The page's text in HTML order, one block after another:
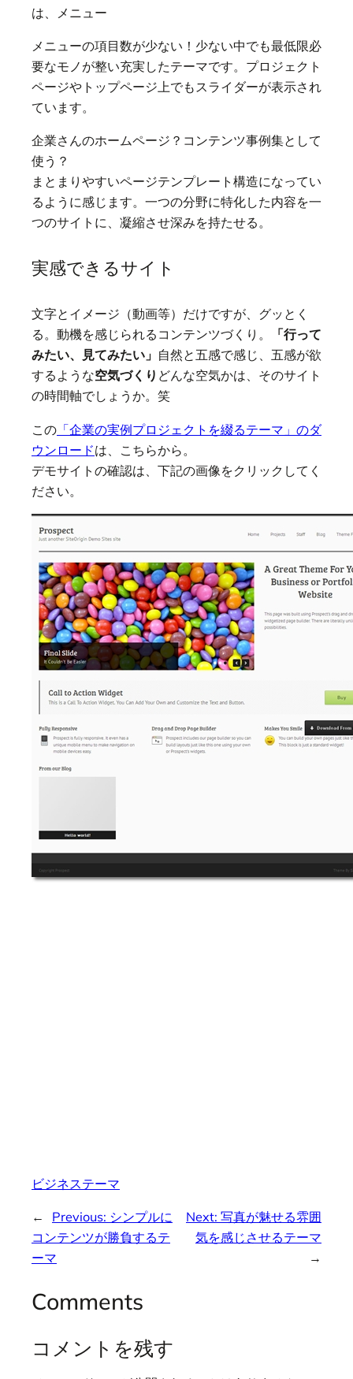
は、メニュー
メニューの項目数が少ない！少ない中でも最低限必
要なモノが整い充実したテーマです。プロジェクト
ページやトップページ上でもスライダーが表示され
ています。
企業さんのホームページ？コンテンツ事例集として
使う？
まとまりやすいページテンプレート構造になってい
るように感じます。一つの分野に特化した内容を一
つのサイトに、凝縮させ深みを持たせる。
実感できるサイト
文字とイメージ（動画等）だけですが、グッとく
る。動機を感じられるコンテンツづくり。
「行って
みたい、見てみたい」 自然と五感で感じ、五感が欲
するような空気づくり どんな空気かは、そのサイト
の時間軸でしょうか。笑
この 「企業の実例プロジェクトを綴るテーマ」のダ
ウンロードは、こちらから。
デモサイトの確認は、下記の画像をクリックしてく
ださい。
ビジネステーマ
← Previous: シンプルに
コンテンツが勝負するテ
ーマ
Next: 写真が魅せる雰囲
気を感じさせるテーマ
→
Comments
コメントを残す